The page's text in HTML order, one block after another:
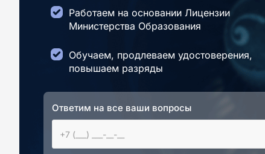
Работаем на основании Лицензии
Министерства Образования
Обучаем, продлеваем удостоверения,
повышаем разряды
Ответим на все ваши вопросы